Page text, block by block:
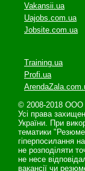
Vakansii.ua
Uajobs.com.ua
Jobsite.com.ua
Training.ua
Profi.ua
© 2008-2018 ООО
Усі права
України. При
тематики
гіперпосилання
не розподіляти
не несе
вакансії чи